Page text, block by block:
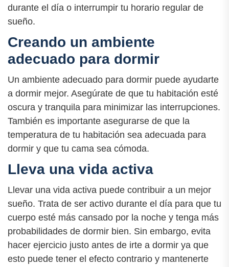
durante el día o interrumpir tu horario regular de
sueño.
Creando un ambiente
adecuado para dormir
Un ambiente adecuado para dormir puede ayudarte
a dormir mejor. Asegúrate de que tu habitación esté
oscura y tranquila para minimizar las interrupciones.
También es importante asegurarse de que la
temperatura de tu habitación sea adecuada para
dormir y que tu cama sea cómoda.
Lleva una vida activa
Llevar una vida activa puede contribuir a un mejor
sueño. Trata de ser activo durante el día para que tu
cuerpo esté más cansado por la noche y tenga más
probabilidades de dormir bien. Sin embargo, evita
hacer ejercicio justo antes de irte a dormir ya que
esto puede tener el efecto contrario y mantenerte